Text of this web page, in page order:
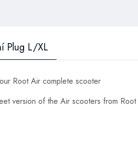
Plug L/XL
Root Air complete scooter
version of the Air scooters from